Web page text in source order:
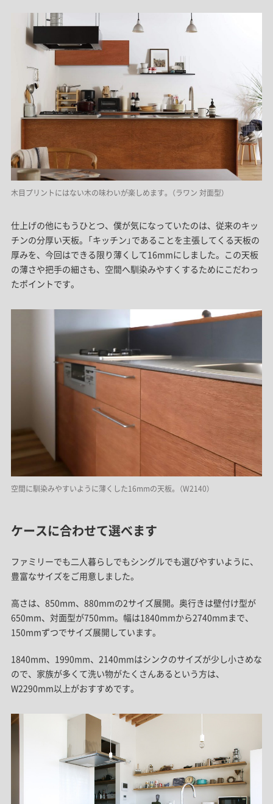
木目プリントにはない木の味わいが楽しめます。（ラワン 対面型）
仕上げの他にもうひとつ、僕が気になっていたのは、従来のキッ
チンの分厚い天板。「キッチン」であることを主張してくる天板の
厚みを、今回はできる限り薄くして16mmにしました。この天板
の薄さや把手の細さも、空間へ馴染みやすくするためにこだわっ
たポイントです。
空間に馴染みやすいように薄くした16mmの天板。（W2140）
ケースに合わせて選べます
ファミリーでも二人暮らしでもシングルでも選びやすいように、
豊富なサイズをご用意しました。
高さは、850mm、880mmの2サイズ展開。奥行きは壁付け型が
650mm、対面型が750mm。幅は1840mmから2740mmまで、
150mmずつでサイズ展開しています。
1840mm、1990mm、2140mmはシンクのサイズが少し小さめな
ので、家族が多くて洗い物がたくさんあるという方は、
W2290mm以上がおすすめです。